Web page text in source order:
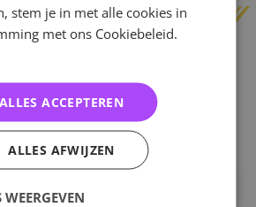
stem je in met alle cookies in
met ons Cookiebeleid.
ALLES ACCEPTEREN
ALLES AFWIJZEN
WEERGEVEN